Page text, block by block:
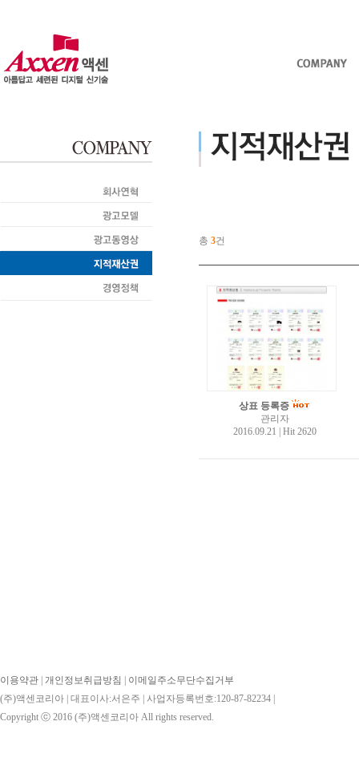
총 3건
상표 등록증
관리자
2016.09.21
Hit 2620
이용약관 개인정보취급방침
이메일주소무단수집거부
(주)액센코리아 | 대표이사:서은주 | 사업자등록번호:120-87-82234 |
Copyright ⓒ 2016 (주)액센코리아 All rights reserved.